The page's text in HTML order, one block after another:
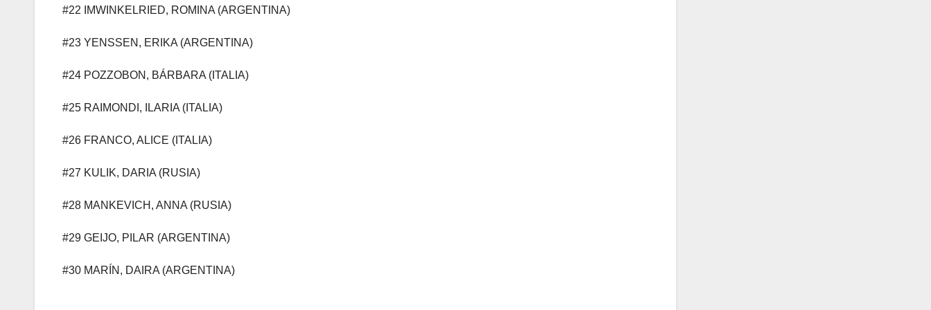
#22 IMWINKELRIED, ROMINA (ARGENTINA)
#23 YENSSEN, ERIKA (ARGENTINA)
#24 POZZOBON, BÁRBARA (ITALIA)
#25 RAIMONDI, ILARIA (ITALIA)
#26 FRANCO, ALICE (ITALIA)
#27 KULIK, DARIA (RUSIA)
#28 MANKEVICH, ANNA (RUSIA)
#29 GEIJO, PILAR (ARGENTINA)
#30 MARÍN, DAIRA (ARGENTINA)